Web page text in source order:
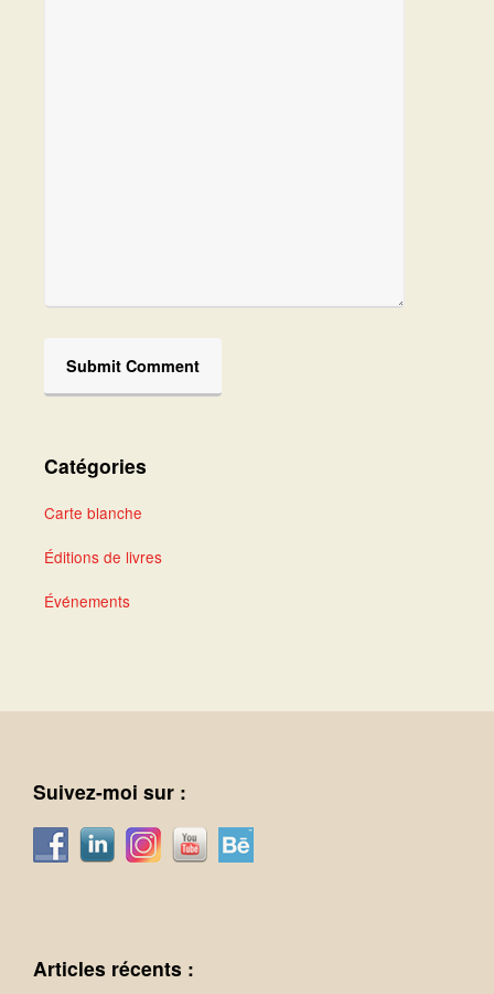
Catégories
Carte blanche
Éditions de livres
Événements
Suivez-moi sur :
Articles récents :